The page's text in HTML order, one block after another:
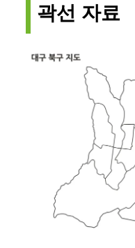
곽선 자료